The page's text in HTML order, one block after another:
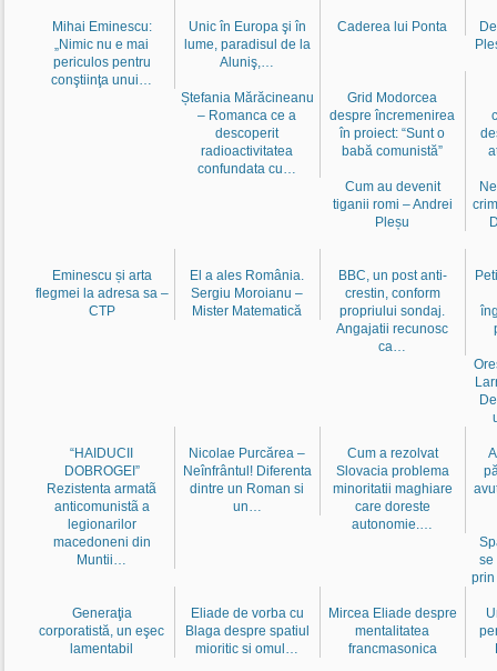
Mihai Eminescu:
„Nimic nu e mai
periculos pentru
conştiinţa unui…
Unic în Europa şi în
lume, paradisul de la
Aluniş,…
Caderea lui Ponta
Ștefania Mărăcineanu
– Romanca ce a
descoperit
radioactivitatea
confundata cu…
Grid Modorcea
despre încremenirea
în proiect: “Sunt o
babă comunistă”
Cum au devenit
tiganii romi – Andrei
Pleșu
Eminescu și arta
flegmei la adresa sa –
CTP
El a ales România.
Sergiu Moroianu –
Mister Matematică
BBC, un post anti-
crestin, conform
propriului sondaj.
Angajatii recunosc
ca…
“HAIDUCII
DOBROGEI”
Rezistenta armatã
anticomunistã a
legionarilor
macedoneni din
Muntii…
Nicolae Purcărea –
Neînfrântul! Diferenta
dintre un Roman si
un…
Cum a rezolvat
Slovacia problema
minoritatii maghiare
care doreste
autonomie.…
se
prin
Generaţia
corporatistă, un eşec
lamentabil
Eliade de vorba cu
Blaga despre spatiul
mioritic si omul…
Mircea Eliade despre
mentalitatea
francmasonica